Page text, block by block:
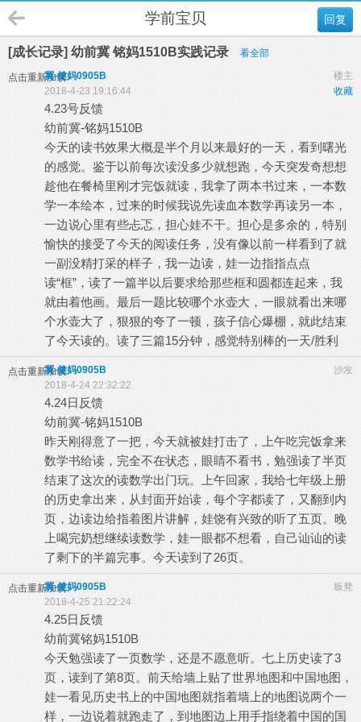
回复
学前宝贝
[成长记录] 幼前冀 铭妈1510B实践记录 看全部
点击重新加载 楼主
冀-健妈0905B
收藏
2018-4-23 19:16:44
4.23号反馈
幼前冀-铭妈1510B
今天的读书效果大概是半个月以来最好的一天，看到曙光
的感觉。鉴于以前每次读没多少就想跑，今天突发奇想想
趁他在餐椅里刚才完饭就读，我拿了两本书过来，一本数
学一本绘本，过来的时候我说先读血本数学再读另一本，
一边说心里有些忐忑，担心娃不干。担心是多余的，特别
愉快的接受了今天的阅读任务，没有像以前一样看到了就
一副没精打采的样子，我一边读，娃一边指指点点
读“框”，读了一篇半以后要求给那些框和圆都连起来，我
就由着他画。最后一题比较哪个水壶大，一眼就看出来哪
个水壶大了，狠狠的夸了一顿，孩子信心爆棚，就此结束
了今天读的。读了三篇15分钟，感觉特别棒的一天/胜利
点击重新加载 沙发
冀-健妈0905B
2018-4-24 22:32:22
4.24日反馈
幼前冀-铭妈1510B
昨天刚得意了一把，今天就被娃打击了，上午吃完饭拿来
数学书给读，完全不在状态，眼睛不看书，勉强读了半页
结束了这次的读数学出门玩。上午回家，我给七年级上册
的历史拿出来，从封面开始读，每个字都读了，又翻到内
页，边读边给指着图片讲解，娃饶有兴致的听了五页。晚
上喝完奶想继续读数学，娃一眼都不想看，自己讪讪的读
了剩下的半篇完事。今天读到了26页。
点击重新加载 板凳
冀-健妈0905B
2018-4-25 21:22:24
4.25日反馈
幼前冀铭妈1510B
今天勉强读了一页数学，还是不愿意听。七上历史读了3
页，读到了第8页。前天给墙上贴了世界地图和中国地图，
娃一看见历史书上的中国地图就指着墙上的地图说两个一
样，一边说着就跑走了，到地图边上用手指绕着中国的国